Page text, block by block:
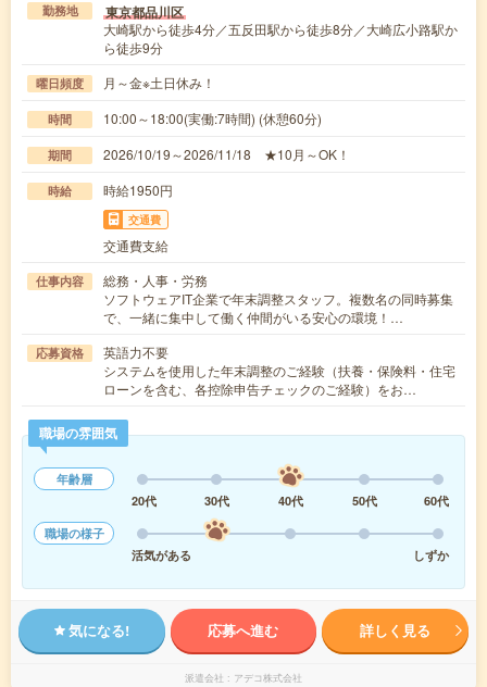
勤務地 東京都品川区
大崎駅から徒歩4分／五反田駅から徒歩8分／大崎広小路駅か
ら徒歩9分
曜日頻度 月～金※土日休み！
時間 10:00～18:00(実働:7時間) (休憩60分)
期間 2026/10/19～2026/11/18 ★10月～OK！
時給 時給1950円
交通費
交通費支給
仕事内容
総務・人事・労務
ソフトウェアIT企業で年末調整スタッフ。複数名の同時募集
で、一緒に集中して働く仲間がいる安心の環境！…
応募資格
英語力不要
システムを使用した年末調整のご経験（扶養・保険料・住宅
ローンを含む、各控除申告チェックのご経験）をお…
職場の雰囲気
年齢層
20代
30代 40代 50代
60代
職場の様子
活気がある
しずか
気になる! 応募へ進む 詳しく見る
派遣会社 アデコ株式会社